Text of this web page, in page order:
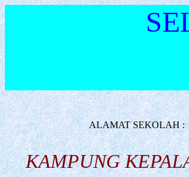
ALAMAT SEKOLAH :
KAMPUNG